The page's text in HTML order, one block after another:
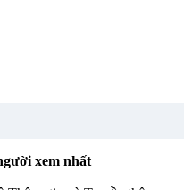
xem nhất